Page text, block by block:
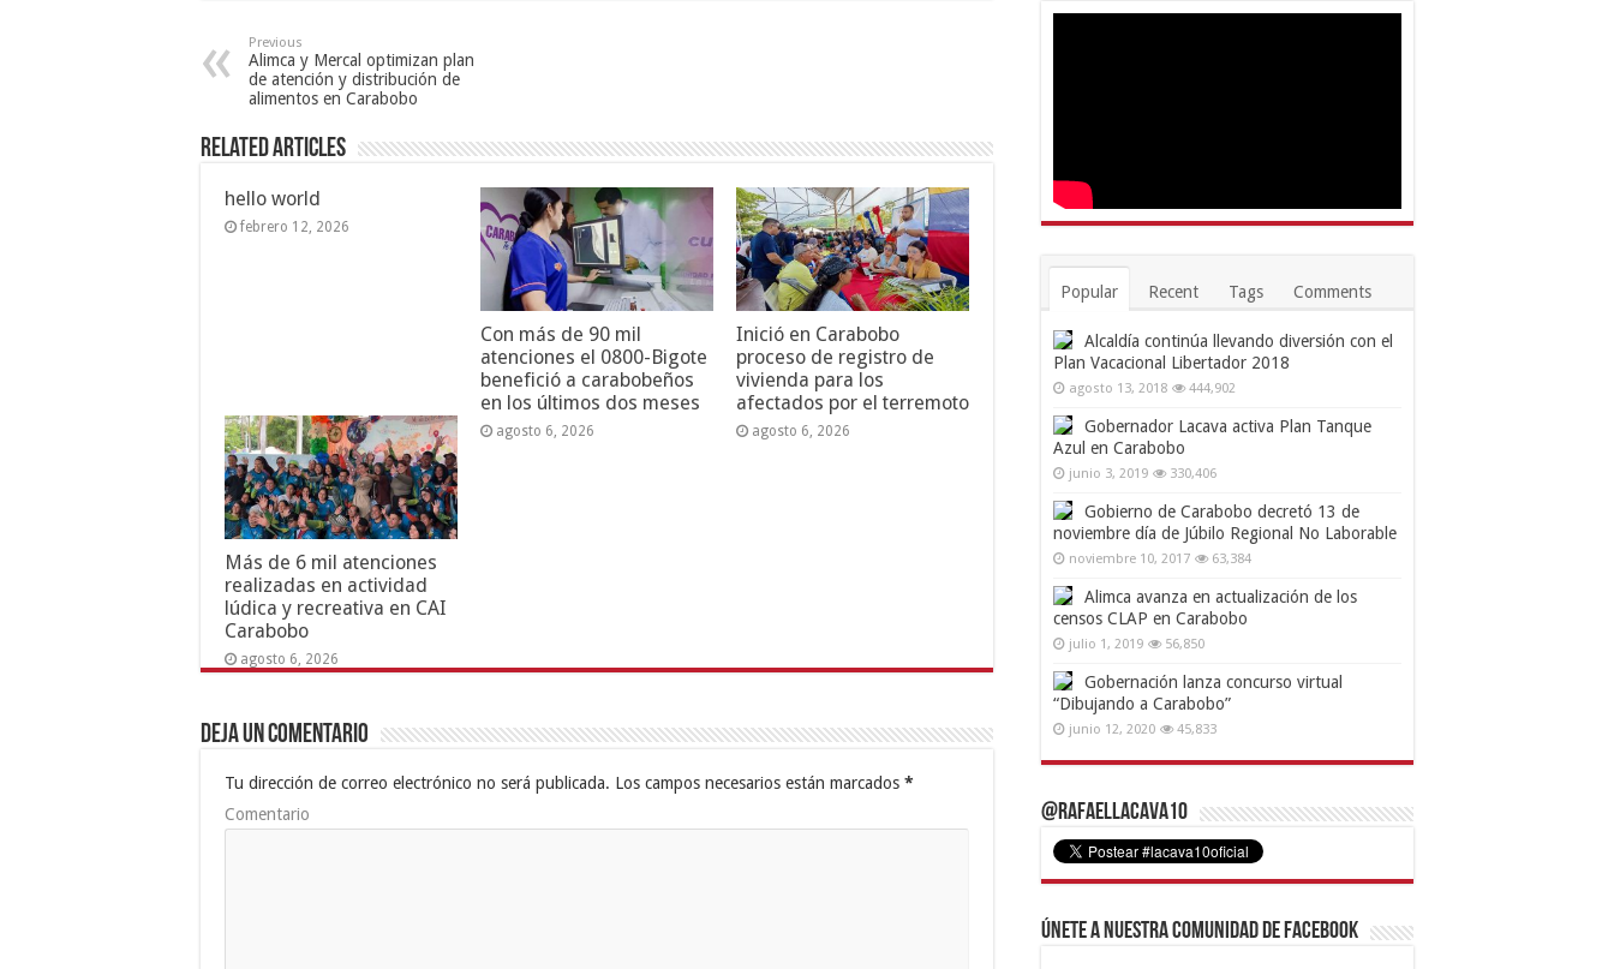
Previous
Alimca y Mercal optimizan plan
de atención y distribución de
alimentos en Carabobo
Related Articles
hello world
febrero 12, 2026
Con más de 90 mil
atenciones el 0800-Bigote
benefició a carabobeños
en los últimos dos meses
agosto 6, 2026
Inició en Carabobo
proceso de registro de
vivienda para los
afectados por el terremoto
agosto 6, 2026
Más de 6 mil atenciones
realizadas en actividad
lúdica y recreativa en CAI
Carabobo
agosto 6, 2026
Deja un comentario
Tu dirección de correo electrónico no será publicada. Los campos necesarios están marcados *
Comentario
Popular Recent Tags Comments
Alcaldía continúa llevando diversión con el
Plan Vacacional Libertador 2018
agosto 13, 2018 444,902
Gobernador Lacava activa Plan Tanque
Azul en Carabobo
junio 3, 2019 330,406
Gobierno de Carabobo decretó 13 de
noviembre día de Júbilo Regional No Laborable
noviembre 10, 2017 63,384
Alimca avanza en actualización de los
censos CLAP en Carabobo
julio 1, 2019 56,850
Gobernación lanza concurso virtual
“Dibujando a Carabobo”
junio 12, 2020 45,833
@RafaelLacava10
Únete a nuestra comunidad de Facebook